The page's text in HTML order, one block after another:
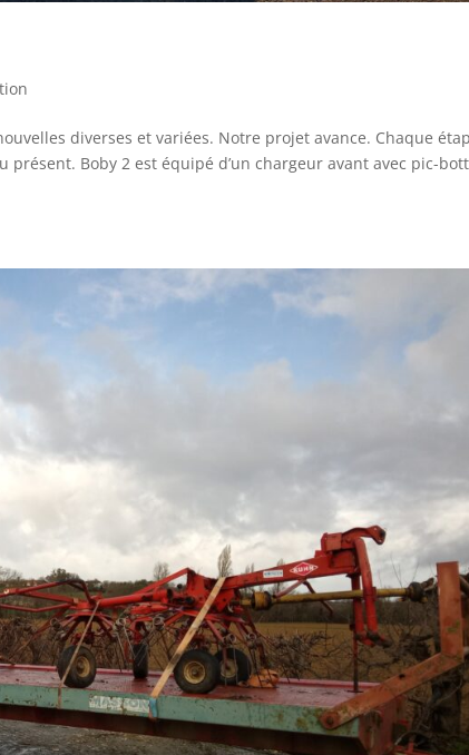
diverses et variées. Notre projet avance. Chaque
Boby 2 est équipé d’un chargeur avant avec pic-